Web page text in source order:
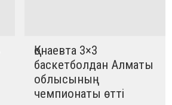
Қонаевта 3×3
баскетболдан Алматы
облысының
чемпионаты өтті